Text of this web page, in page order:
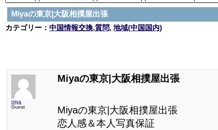
Miyaの東京|大阪相撲屋出張
カテゴリー： 中国情報交換,質問,地域(中国国内)
miya
Guest
Miyaの東京|大阪相撲屋出張
Miyaの東京|大阪相撲屋出張
恋人感＆本人写真保証